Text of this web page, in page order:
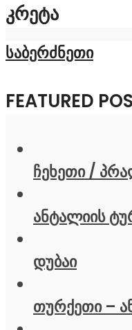
ᲙᲠᲔᲢᲐ
საბერძნეთი
FEATURED
ჩეხეთი /
ანტალიის
დუბაი
თურქეთი –